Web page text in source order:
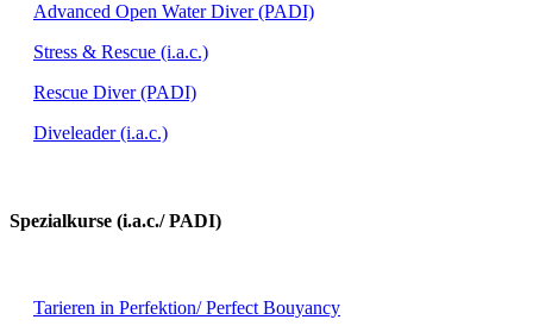
Advanced Open Water Diver (PADI)
Stress & Rescue (i.a.c.)
Rescue Diver (PADI)
Diveleader (i.a.c.)
Spezialkurse (i.a.c./ PADI)
Tarieren in Perfektion/ Perfect Bouyancy